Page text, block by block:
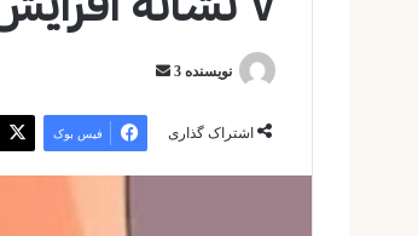
نویسنده 3
ارسال
اشتراک گذاری فیس بوک